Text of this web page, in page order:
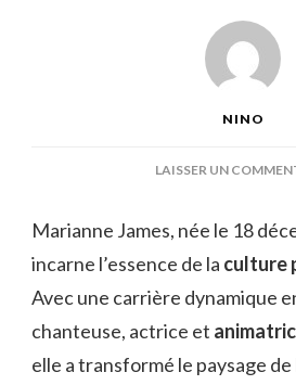
NINO
LAISSER UN
Marianne James, née le 18
incarne l’essence de la culture
Avec une carrière dynamique
chanteuse, actrice et
elle a transformé le paysage de